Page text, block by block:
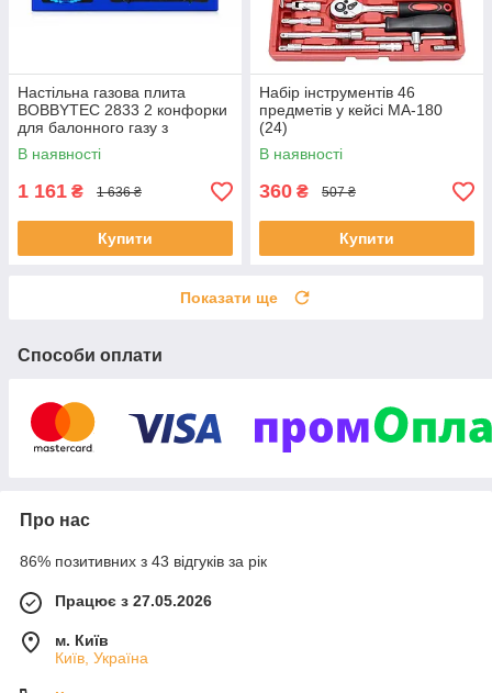
Настільна газова плита
BOBBYTEC 2833 2 конфорки
для балонного газу з
кришкою (6)
В наявності
1 161 ₴ 1 636 ₴
Купити
Набір інструментів 46
предметів у кейсі MA-180
(24)
В наявності
360 ₴ 507 ₴
Купити
Показати ще
Способи оплати
Про нас
86% позитивних з 43 відгуків за рік
Працює з 27.05.2026
м. Київ
Київ, Україна